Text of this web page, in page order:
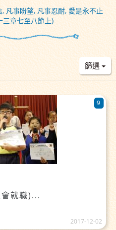
凡事盼望, 凡事忍耐, 愛是永不止
三章七至八節上)
篩選
就職)...
9
2017-12-02